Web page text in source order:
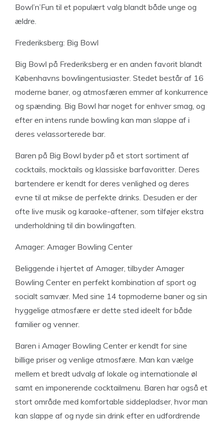
Bowl’n’Fun til et populært valg blandt både unge og
ældre.
Frederiksberg: Big Bowl
Big Bowl på Frederiksberg er en anden favorit blandt
Københavns bowlingentusiaster. Stedet består af 16
moderne baner, og atmosfæren emmer af konkurrence
og spænding. Big Bowl har noget for enhver smag, og
efter en intens runde bowling kan man slappe af i
deres velassorterede bar.
Baren på Big Bowl byder på et stort sortiment af
cocktails, mocktails og klassiske barfavoritter. Deres
bartendere er kendt for deres venlighed og deres
evne til at mikse de perfekte drinks. Desuden er der
ofte live musik og karaoke-aftener, som tilføjer ekstra
underholdning til din bowlingaften.
Amager: Amager Bowling Center
Beliggende i hjertet af Amager, tilbyder Amager
Bowling Center en perfekt kombination af sport og
socialt samvær. Med sine 14 topmoderne baner og sin
hyggelige atmosfære er dette sted ideelt for både
familier og venner.
Baren i Amager Bowling Center er kendt for sine
billige priser og venlige atmosfære. Man kan vælge
mellem et bredt udvalg af lokale og internationale øl
samt en imponerende cocktailmenu. Baren har også et
stort område med komfortable siddepladser, hvor man
kan slappe af og nyde sin drink efter en udfordrende